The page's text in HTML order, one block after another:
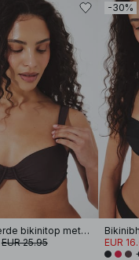
Gedrapeerde bikinitop met brede band
EUR 25.95
-30%
EUR